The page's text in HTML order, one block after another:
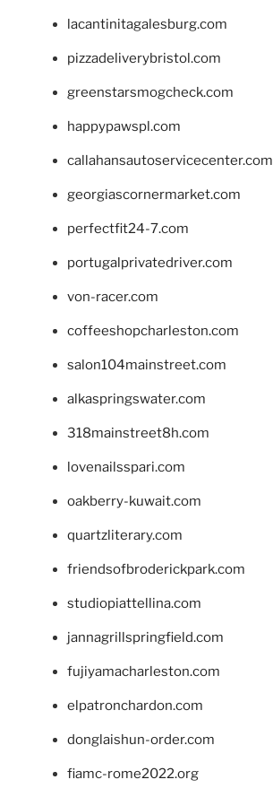
lacantinitagalesburg.com
pizzadeliverybristol.com
greenstarsmogcheck.com
happypawspl.com
callahansautoservicecenter.com
georgiascornermarket.com
perfectfit24-7.com
portugalprivatedriver.com
von-racer.com
coffeeshopcharleston.com
salon104mainstreet.com
alkaspringswater.com
318mainstreet8h.com
lovenailsspari.com
oakberry-kuwait.com
quartzliterary.com
friendsofbroderickpark.com
studiopiattellina.com
jannagrillspringfield.com
fujiyamacharleston.com
elpatronchardon.com
donglaishun-order.com
fiamc-rome2022.org